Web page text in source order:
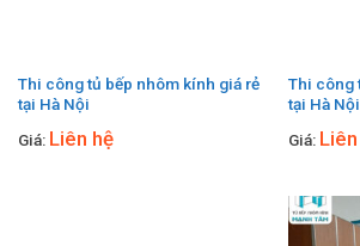
Thi công tủ bếp nhôm kính giá rẻ
tại Hà Nội
Giá: Liên hệ
Thi công
tại Hà Nội
Giá: